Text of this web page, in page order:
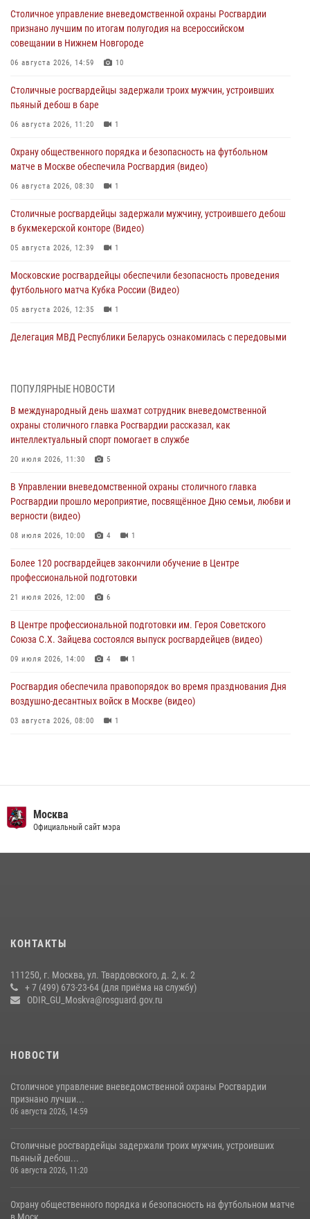
Столичное управление вневедомственной охраны Росгвардии
признано лучшим по итогам полугодия на всероссийском
совещании в Нижнем Новгороде
06 августа 2026, 14:59 10
Столичные росгвардейцы задержали троих мужчин, устроивших
пьяный дебош в баре
06 августа 2026, 11:20 1
Охрану общественного порядка и безопасность на футбольном
матче в Москве обеспечила Росгвардия (видео)
06 августа 2026, 08:30 1
Столичные росгвардейцы задержали мужчину, устроившего дебош
в букмекерской конторе (Видео)
05 августа 2026, 12:39 1
Московские росгвардейцы обеспечили безопасность проведения
футбольного матча Кубка России (Видео)
05 августа 2026, 12:35 1
Делегация МВД Республики Беларусь ознакомилась с передовыми
боевому самбо. (видео)
04 августа 2026, 14:00
Офицер Росгвардии стал гостем прямого эфира на «Радио Москвы»
04 августа 2026, 12:28
В Москве росгвардейцы задержали подозреваемого в нападении
на охранника торгового центра (видео)
В Главном управлении Росгвардии по городу Москве подвели итоги
работы подразделений за прошедший месяц
ПОПУЛЯРНЫЕ НОВОСТИ
В международный день шахмат сотрудник вневедомственной
охраны столичного главка Росгвардии рассказал, как
интеллектуальный спорт помогает в службе
20 июля 2026, 11:30 5
В Управлении вневедомственной охраны столичного главка
Росгвардии прошло мероприятие, посвящённое Дню семьи, любви и
верности (видео)
08 июля 2026, 10:00 4 1
Более 120 росгвардейцев закончили обучение в Центре
профессиональной подготовки
21 июля 2026, 12:00 6
В Центре профессиональной подготовки им. Героя Советского
Союза С.Х. Зайцева состоялся выпуск росгвардейцев (видео)
09 июля 2026, 14:00 4 1
Росгвардия обеспечила правопорядок во время празднования Дня
воздушно-десантных войск в Москве (видео)
03 августа 2026, 08:00 1
Безопасность футбольного матча в Москве обеспечена при
содействии Росгвардии (видео)
чемпионат по самбо (виео)
Центр профессиональной подготовки сотрудников
Москва
Официальный сайт мэра
КОНТАКТЫ
111250, г. Москва, ул. Твардовского, д. 2, к. 2
+ 7 (499) 673-23-64 (для приёма на службу)
ODIR_GU_Moskva@rosguard.gov.ru
НОВОСТИ
Столичное управление вневедомственной охраны Росгвардии
признано лучши...
06 августа 2026, 14:59
Столичные росгвардейцы задержали троих мужчин, устроивших
пьяный дебош...
06 августа 2026, 11:20
Охрану общественного порядка и безопасность на футбольном матче
в Моск...